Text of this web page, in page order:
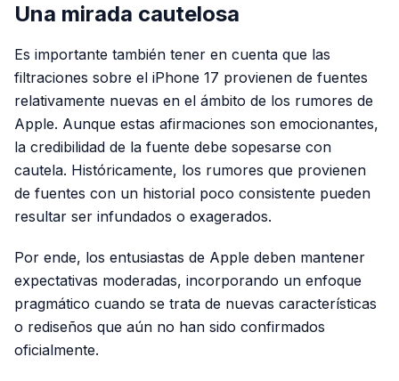
Una mirada cautelosa
Es importante también tener en cuenta que las
filtraciones sobre el iPhone 17 provienen de fuentes
relativamente nuevas en el ámbito de los rumores de
Apple. Aunque estas afirmaciones son emocionantes,
la credibilidad de la fuente debe sopesarse con
cautela. Históricamente, los rumores que provienen
de fuentes con un historial poco consistente pueden
resultar ser infundados o exagerados.
Por ende, los entusiastas de Apple deben mantener
expectativas moderadas, incorporando un enfoque
pragmático cuando se trata de nuevas características
o rediseños que aún no han sido confirmados
oficialmente.